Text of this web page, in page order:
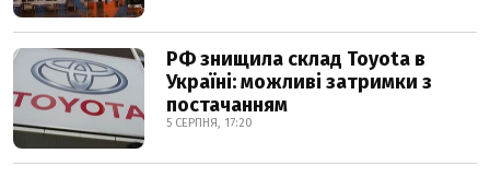
РФ знищила склад Toyota в
Україні: можливі затримки з
постачанням
5 СЕРПНЯ, 17:20